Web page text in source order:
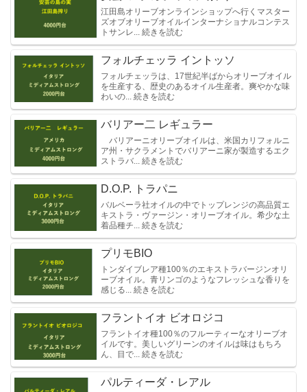
江田島オリーブオンラインショップへ行くマスター
ズオブオリーブオイルインターナショナルコンテス
トサンレ... 続きを読む
フォルチェッラ イントッソ
フォルチェッラは、17世紀半ばからオリーブオイル
を生産する、歴史のあるオイル生産者。爽やかな味
わいの... 続きを読む
バリアー二 レギュラー
バリアーニオリーブオイルは、米国カリフォルニ
ア州・サクラメントでバリアーニ家が製造するエク
ストラバ... 続きを読む
D.O.P. トラパニ
バルベーラ社オイルの中でトップレンジの高品質エ
キストラ・ヴァージン・オリーブオイル。希少な土
着品種チ... 続きを読む
プリモBIO
トンダイブレア種100％のエキストラバージンオリ
ーブオイル。青リンゴのようなフレッシュな香りを
感じる... 続きを読む
フラントイオ ビオロジコ
フラントイオ種100％のフルーティーなオリーブオ
イルです。美しいグリーンのオイルは味はもちろ
ん、目で... 続きを読む
パルティーダ・レアル